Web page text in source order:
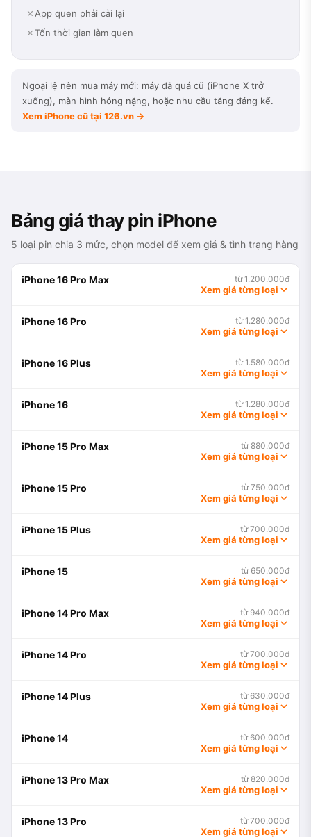
App quen phải cài lại
Tốn thời gian làm quen
Ngoại lệ nên mua máy mới: máy đã quá cũ (iPhone X trở
xuống), màn hình hỏng nặng, hoặc nhu cầu tăng đáng kể.
Xem iPhone cũ tại 126.vn →
Bảng giá thay pin iPhone
5 loại pin chia 3 mức, chọn model để xem giá & tình trạng hàng
iPhone 16 Pro Max từ 1.200.000đ
Xem giá từng loại
iPhone 16 Pro từ 1.280.000đ
Xem giá từng loại
iPhone 16 Plus từ 1.580.000đ
Xem giá từng loại
iPhone 16 từ 1.280.000đ
Xem giá từng loại
iPhone 15 Pro Max từ 880.000đ
Xem giá từng loại
iPhone 15 Pro từ 750.000đ
Xem giá từng loại
iPhone 15 Plus từ 700.000đ
Xem giá từng loại
iPhone 15 từ 650.000đ
Xem giá từng loại
iPhone 14 Pro Max từ 940.000đ
Xem giá từng loại
iPhone 14 Pro từ 700.000đ
Xem giá từng loại
iPhone 14 Plus từ 630.000đ
Xem giá từng loại
iPhone 14 từ 600.000đ
Xem giá từng loại
iPhone 13 Pro Max từ 820.000đ
Xem giá từng loại
iPhone 13 Pro từ 700.000đ
Xem giá từng loại